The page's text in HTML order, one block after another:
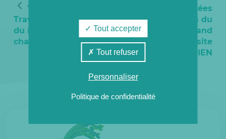
Article précédent
Travaux d’extension
du réseau de
chaleur de SODIEN
Journées
Européennes du
Patrimoine : grand
succès pour le site
de SODIEN
Tout accepter
Tout refuser
Personnaliser
Politique de confidentialité